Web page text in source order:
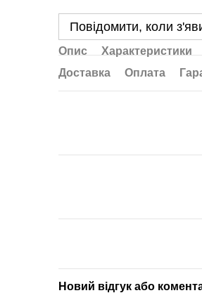
Повідомити, коли
Опис
Характеристики
Доставка
Оплата
Новий відгук або